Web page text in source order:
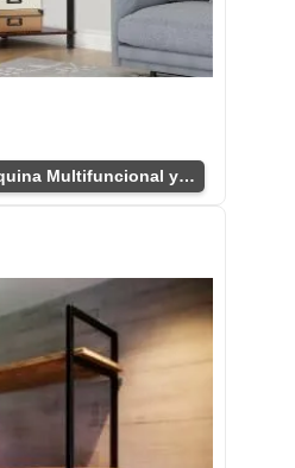
Estantería de Esquina Multifuncional y Compacta